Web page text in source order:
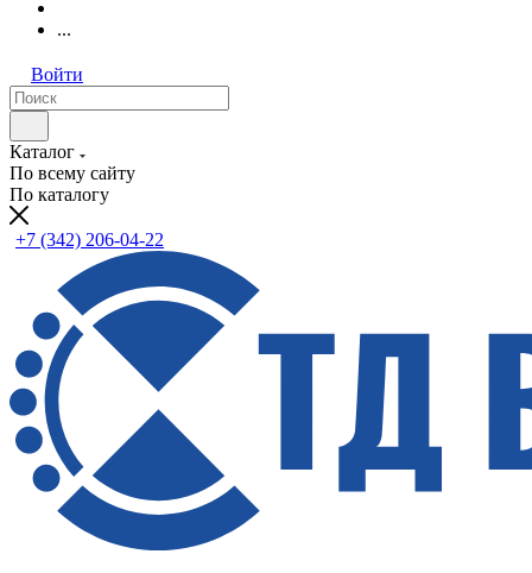
...
Войти
Каталог
По всему сайту
По каталогу
+7 (342) 206-04-22